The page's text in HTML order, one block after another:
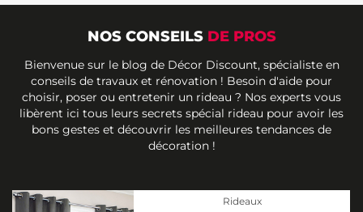
NOS CONSEILS DE PROS
Bienvenue sur le blog de Décor Discount, spécialiste en
conseils de travaux et rénovation ! Besoin d'aide pour
choisir, poser ou entretenir un rideau ? Nos experts vous
libèrent ici tous leurs secrets spécial rideau pour avoir les
bons gestes et découvrir les meilleures tendances de
décoration !
Rideaux